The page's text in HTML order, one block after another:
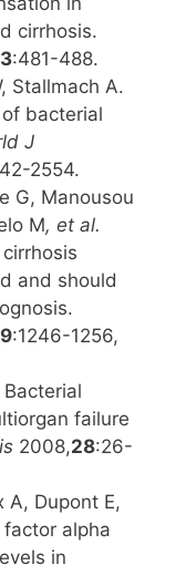
cirrhosis.
:481-488.
Stallmach A.
bacterial
J
2554.
G, Manousou
M, et al.
and should
:1246-1256,
failure
2008,28:26-
A, Dupont E,
factor alpha
in